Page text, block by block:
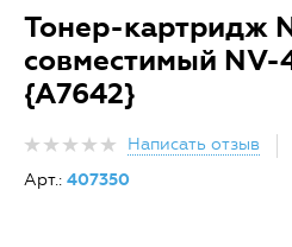
Тонер-картридж
совместимый NV-
{A7642}
Написать отзыв
Арт.: 407350